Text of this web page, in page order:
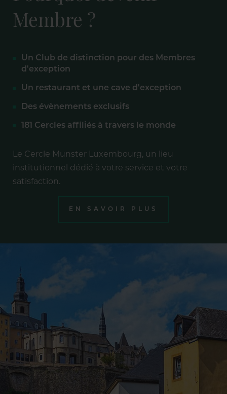
Membre ?
Un Club de distinction pour des Membres
d'exception
Un restaurant et une cave d'exception
Des évènements exclusifs
181 Cercles affiliés à travers le monde
Le Cercle Munster Luxembourg, un lieu
institutionnel dédié à votre service et votre
satisfaction.
EN SAVOIR PLUS